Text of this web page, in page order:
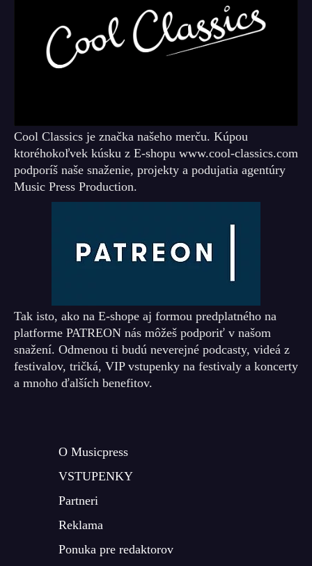
Cool Classics je značka našeho merču. Kúpou
ktoréhokoľvek kúsku z E-shopu www.cool-classics.com
podporíš naše snaženie, projekty a podujatia agentúry
Music Press Production.
Tak isto, ako na E-shope aj formou predplatného na
platforme PATREON nás môžeš podporiť v našom
snažení. Odmenou ti budú neverejné podcasty, videá z
festivalov, tričká, VIP vstupenky na festivaly a koncerty
a mnoho ďalších benefitov.
O Musicpress
VSTUPENKY
Partneri
Reklama
Ponuka pre redaktorov